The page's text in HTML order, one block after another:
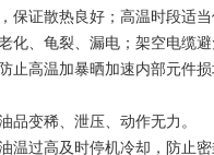
证散热良好；高温时段适当
、龟裂、漏电；架空电缆避
止高温加暴晒加速内部元件损
品变稀、泄压、动作无力。
过高及时停机冷却，防止密